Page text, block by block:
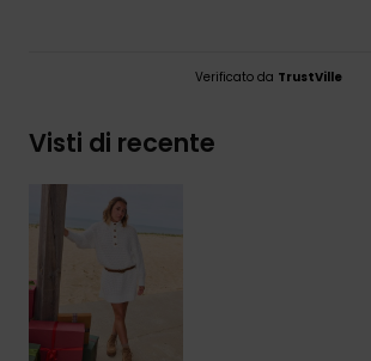
Verificato da TrustVille
Visti di recente